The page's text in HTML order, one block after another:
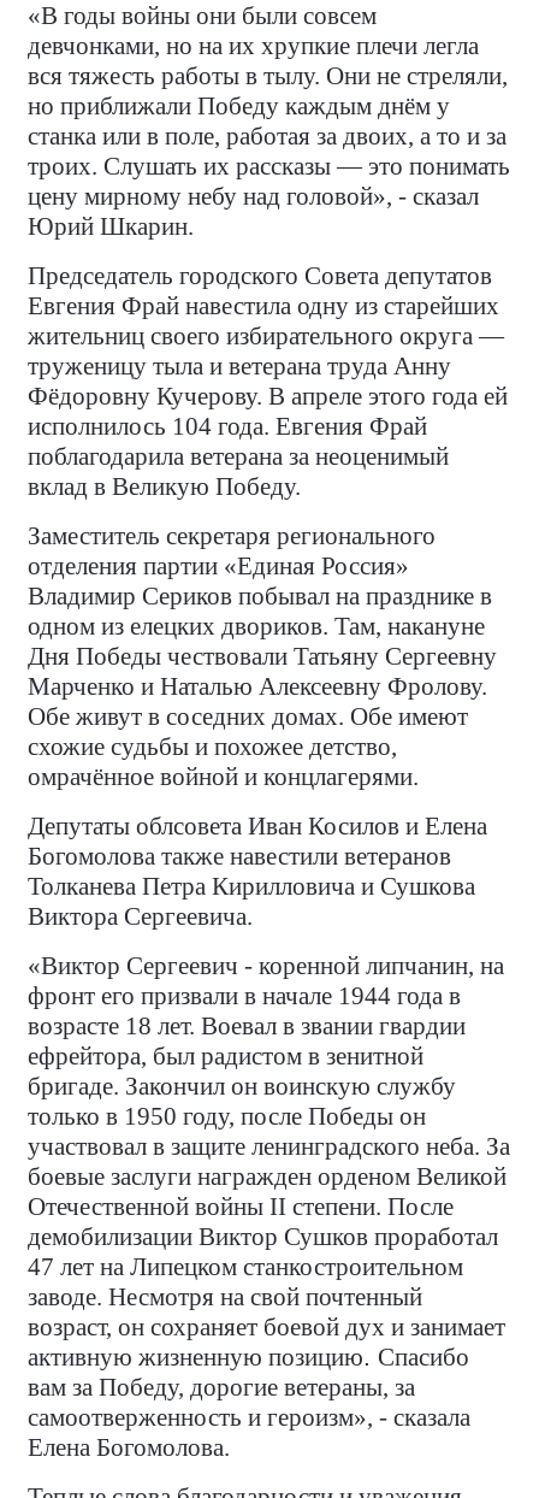
«В годы войны они были совсем
девчонками, но на их хрупкие плечи легла
вся тяжесть работы в тылу. Они не стреляли,
но приближали Победу каждым днём у
станка или в поле, работая за двоих, а то и за
троих. Слушать их рассказы — это понимать
цену мирному небу над головой», - сказал
Юрий Шкарин.
Председатель городского Совета депутатов
Евгения Фрай навестила одну из старейших
жительниц своего избирательного округа —
труженицу тыла и ветерана труда Анну
Фёдоровну Кучерову. В апреле этого года ей
исполнилось 104 года. Евгения Фрай
поблагодарила ветерана за неоценимый
вклад в Великую Победу.
Заместитель секретаря регионального
отделения партии «Единая Россия»
Владимир Сериков побывал на празднике в
одном из елецких двориков. Там, накануне
Дня Победы чествовали Татьяну Сергеевну
Марченко и Наталью Алексеевну Фролову.
Обе живут в соседних домах. Обе имеют
схожие судьбы и похожее детство,
омрачённое войной и концлагерями.
Депутаты облсовета Иван Косилов и Елена
Богомолова также навестили ветеранов
Толканева Петра Кирилловича и Сушкова
Виктора Сергеевича.
«Виктор Сергеевич - коренной липчанин, на
фронт его призвали в начале 1944 года в
возрасте 18 лет. Воевал в звании гвардии
ефрейтора, был радистом в зенитной
бригаде. Закончил он воинскую службу
только в 1950 году, после Победы он
участвовал в защите ленинградского неба. За
боевые заслуги награжден орденом Великой
Отечественной войны II степени. После
демобилизации Виктор Сушков проработал
47 лет на Липецком станкостроительном
заводе. Несмотря на свой почтенный
возраст, он сохраняет боевой дух и занимает
активную жизненную позицию. Спасибо
вам за Победу, дорогие ветераны, за
самоотверженность и героизм», - сказала
Елена Богомолова.